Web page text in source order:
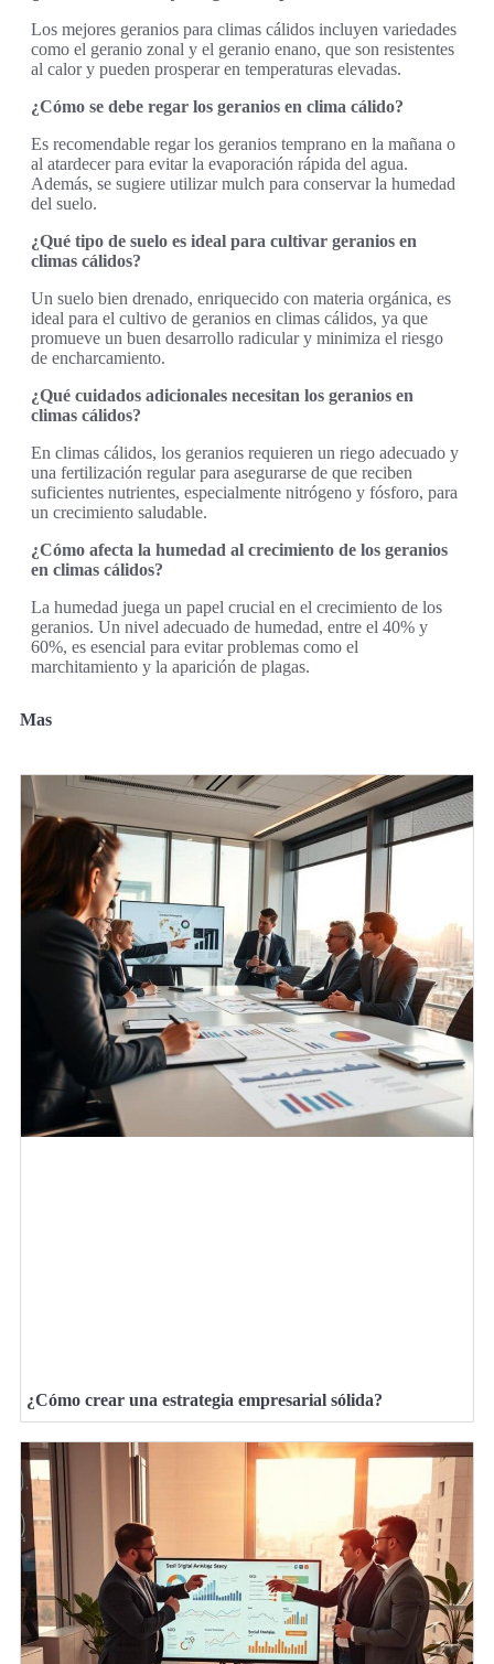
Los mejores geranios para climas cálidos incluyen variedades
como el geranio zonal y el geranio enano, que son resistentes
al calor y pueden prosperar en temperaturas elevadas.
¿Cómo se debe regar los geranios en clima cálido?
Es recomendable regar los geranios temprano en la mañana o
al atardecer para evitar la evaporación rápida del agua.
Además, se sugiere utilizar mulch para conservar la humedad
del suelo.
¿Qué tipo de suelo es ideal para cultivar geranios en
climas cálidos?
Un suelo bien drenado, enriquecido con materia orgánica, es
ideal para el cultivo de geranios en climas cálidos, ya que
promueve un buen desarrollo radicular y minimiza el riesgo
de encharcamiento.
¿Qué cuidados adicionales necesitan los geranios en
climas cálidos?
En climas cálidos, los geranios requieren un riego adecuado y
una fertilización regular para asegurarse de que reciben
suficientes nutrientes, especialmente nitrógeno y fósforo, para
un crecimiento saludable.
¿Cómo afecta la humedad al crecimiento de los geranios
en climas cálidos?
La humedad juega un papel crucial en el crecimiento de los
geranios. Un nivel adecuado de humedad, entre el 40% y
60%, es esencial para evitar problemas como el
marchitamiento y la aparición de plagas.
Mas
¿Cómo crear una estrategia empresarial sólida?